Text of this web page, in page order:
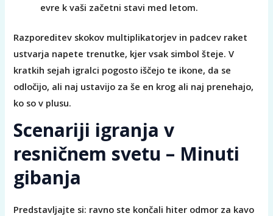
evre k vaši začetni stavi med letom.
Razporeditev skokov multiplikatorjev in padcev raket
ustvarja napete trenutke, kjer vsak simbol šteje. V
kratkih sejah igralci pogosto iščejo te ikone, da se
odločijo, ali naj ustavijo za še en krog ali naj prenehajo,
ko so v plusu.
Scenariji igranja v
resničnem svetu – Minuti
gibanja
Predstavljajte si: ravno ste končali hiter odmor za kavo